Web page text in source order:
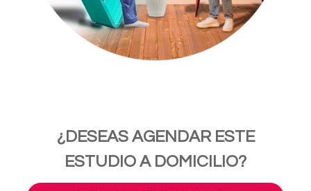
¿DESEAS AGENDAR ESTE
ESTUDIO A DOMICILIO?